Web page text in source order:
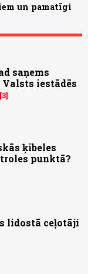
un pamatīgi
saņems
iestādēs
3
ķibeles
punktā?
lidostā ceļotāji